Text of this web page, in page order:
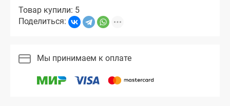
Товар купили: 5
Поделиться:
Мы принимаем к оплате